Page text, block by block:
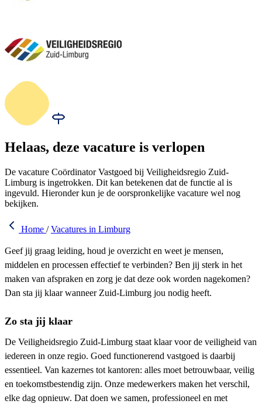
Helaas, deze vacature is verlopen
De vacature Coördinator Vastgoed bij Veiligheidsregio Zuid-
Limburg is ingetrokken. Dit kan betekenen dat de functie al is
ingevuld. Hieronder kun je de oorspronkelijke vacature wel nog
bekijken.
Home / Vacatures in Limburg
Geef jij graag leiding, houd je overzicht en weet je mensen,
middelen en processen effectief te verbinden? Ben jij sterk in het
maken van afspraken en zorg je dat deze ook worden nagekomen?
Dan sta jij klaar wanneer Zuid-Limburg jou nodig heeft.
Zo sta jij klaar
De Veiligheidsregio Zuid-Limburg staat klaar voor de veiligheid van
iedereen in onze regio. Goed functionerend vastgoed is daarbij
essentieel. Van kazernes tot kantoren: alles moet betrouwbaar, veilig
en toekomstbestendig zijn. Onze medewerkers maken het verschil,
elke dag opnieuw. Dat doen we samen, professioneel en met